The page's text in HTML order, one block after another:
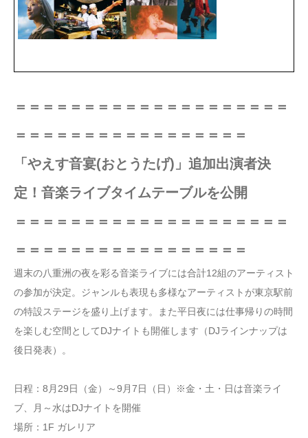
＝＝＝＝＝＝＝＝＝＝＝＝＝＝＝＝＝＝＝＝
＝＝＝＝＝＝＝＝＝＝＝＝＝＝＝＝＝
「やえす音宴(おとうたげ)」追加出演者決
定！音楽ライブタイムテーブルを公開
＝＝＝＝＝＝＝＝＝＝＝＝＝＝＝＝＝＝＝＝
＝＝＝＝＝＝＝＝＝＝＝＝＝＝＝＝＝
週末の八重洲の夜を彩る音楽ライブには合計12組のアーティスト
の参加が決定。ジャンルも表現も多様なアーティストが東京駅前
の特設ステージを盛り上げます。また平日夜には仕事帰りの時間
を楽しむ空間としてDJナイトも開催します（DJラインナップは
後日発表）。
日程：8月29日（金）～9月7日（日）※金・土・日は音楽ライ
ブ、月～水はDJナイトを開催
場所：1F ガレリア